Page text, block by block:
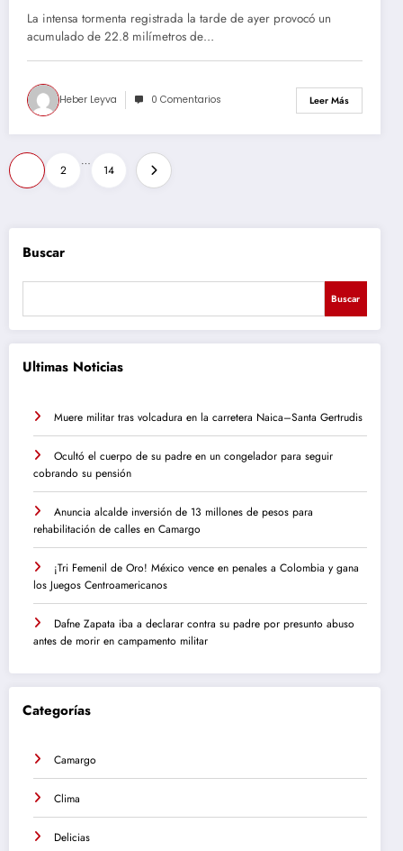
cuerpos de emergencia en Parral
La intensa tormenta registrada la tarde de ayer provocó un
acumulado de 22.8 milímetros de…
Heber Leyva 0 Comentarios Leer Más
Paginación
de
entradas
2
…
14
Buscar
Buscar
Ultimas Noticias
Muere militar tras volcadura en la carretera Naica–Santa Gertrudis
Ocultó el cuerpo de su padre en un congelador para seguir
cobrando su pensión
Anuncia alcalde inversión de 13 millones de pesos para
rehabilitación de calles en Camargo
¡Tri Femenil de Oro! México vence en penales a Colombia y gana
los Juegos Centroamericanos
Dafne Zapata iba a declarar contra su padre por presunto abuso
antes de morir en campamento militar
Categorías
Camargo
Clima
Delicias